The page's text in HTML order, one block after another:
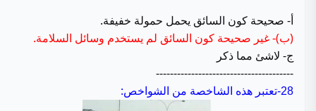
أ- صحيحة كون السائق يحمل حمولة خفيفة.
(ب)- غير صحيحة كون السائق لم يستخدم وسائل السلامة.
ج- لاشئ مما ذكر
---------------------------------------
28- تعتبر هذه الشاخصة من الشواخص: